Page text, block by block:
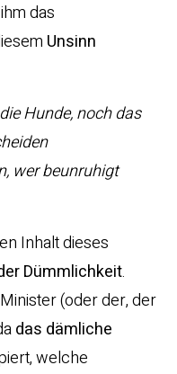
das
Unsinn
Hunde, noch das
wer beunruhigt
Inhalt dieses
Dümmlichkeit.
(oder der, der
das dämliche
welche